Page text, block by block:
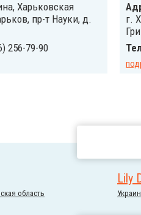
Харьковская
пр-т Науки, д.
256-79-90
г.
область
Lily